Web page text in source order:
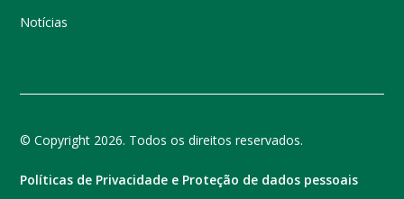
Notícias
© Copyright 2026. Todos os direitos reservados.
Políticas de Privacidade e Proteção de dados pessoais